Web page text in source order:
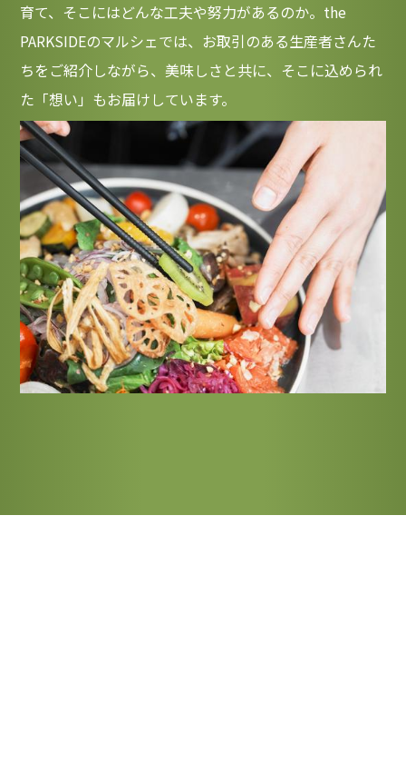
育て、そこにはどんな工夫や努力があるのか。the
PARKSIDEのマルシェでは、お取引のある生産者さんた
ちをご紹介しながら、美味しさと共に、そこに込められ
た「想い」もお届けしています。